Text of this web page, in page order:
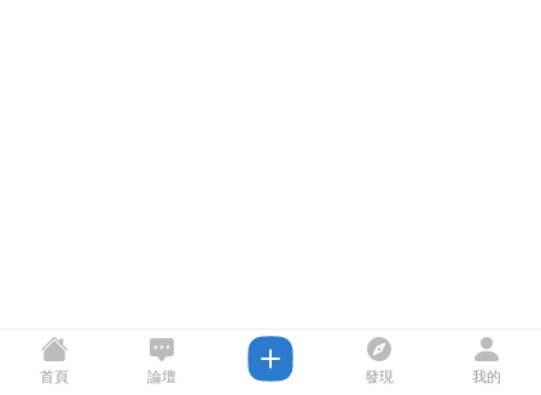
首頁 論壇 發現 我的